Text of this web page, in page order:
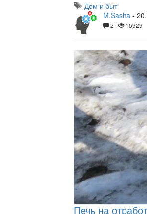
Дом и быт
M.Sasha -
2 | 15929
Печь на